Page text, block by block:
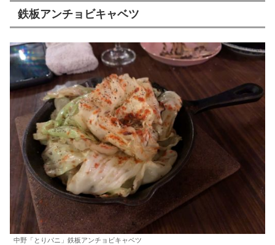
鉄板アンチョビキャベツ
中野「とりパニ」鉄板アンチョビキャベツ